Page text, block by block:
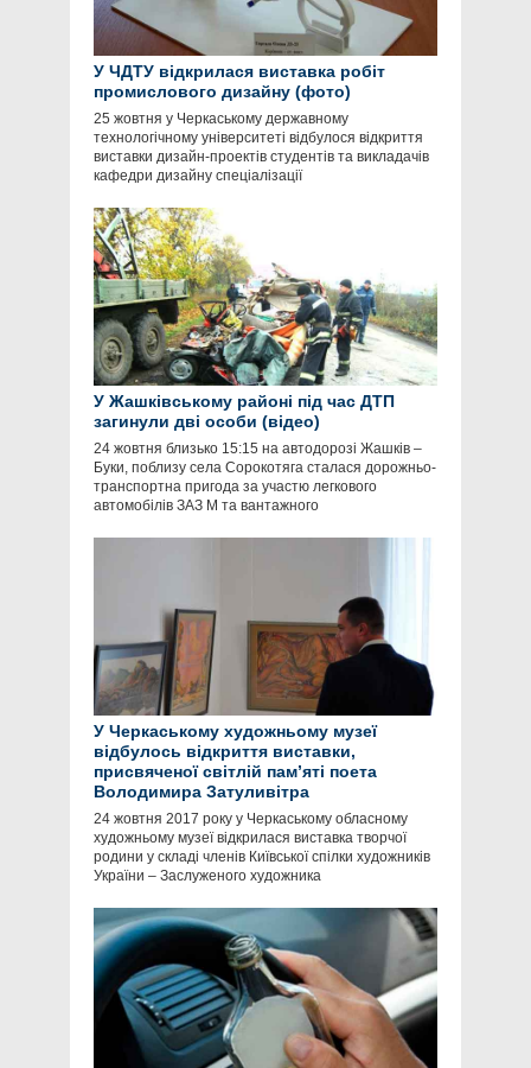
У ЧДТУ відкрилася виставка робіт
промислового дизайну (фото)
25 жовтня у Черкаському державному
технологічному університеті відбулося відкриття
виставки дизайн-проектів студентів та викладачів
кафедри дизайну спеціалізації
У Жашківському районі під час ДТП
загинули дві особи (відео)
24 жовтня близько 15:15 на автодорозі Жашків –
Буки, поблизу села Сорокотяга сталася дорожньо-
транспортна пригода за участю легкового
автомобілів ЗАЗ М та вантажного
У Черкаському художньому музеї
відбулось відкриття виставки,
присвяченої світлій пам’яті поета
Володимира Затуливітра
24 жовтня 2017 року у Черкаському обласному
художньому музеї відкрилася виставка творчої
родини у складі членів Київської спілки художників
України – Заслуженого художника